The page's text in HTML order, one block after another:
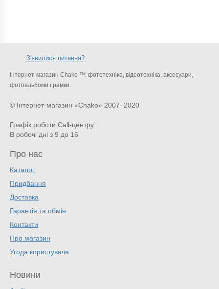
З'явилися питання?
Інтернет-магазин Chako ™: фототехніка, відеотехніка, аксесуари,
фотоальбоми і рамки.
© Інтернет-магазин «Chako» 2007–2020
Графік роботи Call-центру:
В робочі дні з 9 до 16
Про нас
Каталог
Придбання
Доставка
Гарантія та обмін
Контакти
Про магазин
Угода користувача
Новини